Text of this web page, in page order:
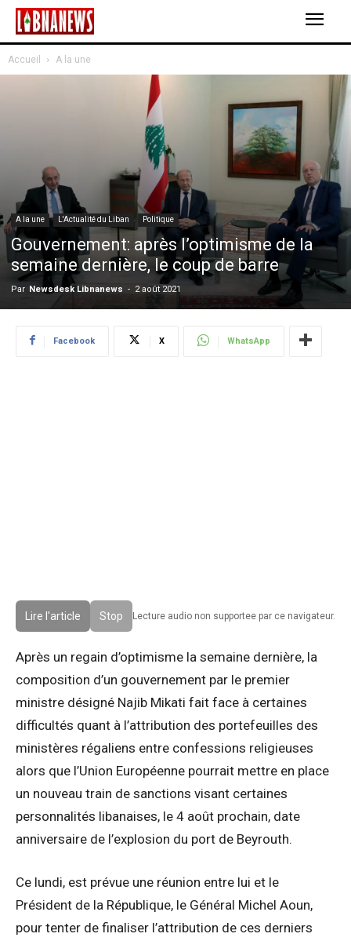
Accueil A la une
A la une L'Actualité du Liban Politique
Gouvernement: après l’optimisme de la
semaine dernière, le coup de barre
Par Newsdesk Libnanews - 2 août 2021
Facebook X WhatsApp
Lire l'article Stop Lecture audio non supportee par ce navigateur.
Après un regain d’optimisme la semaine dernière, la
composition d’un gouvernement par le premier
ministre désigné Najib Mikati fait face à certaines
difficultés quant à l’attribution des portefeuilles des
ministères régaliens entre confessions religieuses
alors que l’Union Européenne pourrait mettre en place
un nouveau train de sanctions visant certaines
personnalités libanaises, le 4 août prochain, date
anniversaire de l’explosion du port de Beyrouth.
Ce lundi, est prévue une réunion entre lui et le
Président de la République, le Général Michel Aoun,
pour tenter de finaliser l’attribution de ces derniers